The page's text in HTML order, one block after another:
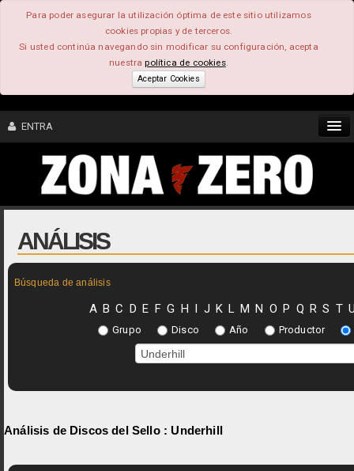
Para poder asegurar la utilización óptima de este sitio utilizamos
cookies propias y de terceros.
Si usted continúa navegando sin modificar su configuración, acepta
nuestrapolítica de cookies.
Aceptar Cookies
ENTRA
CONTENIDO
COMUNIDAD
FEEEDBACK
ANÁLISIS
Búsqueda de análisis
A B C D E F G H I J K L M N O P Q R S T
Grupo Disco Año Productor
Análisis de Discos del Sello : Underhill